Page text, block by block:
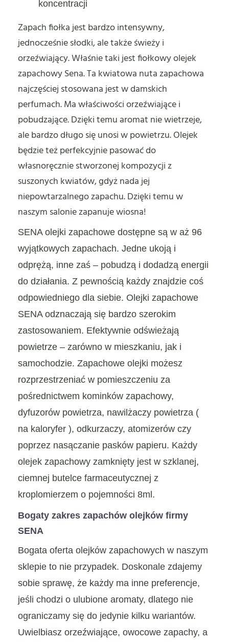
koncentracji
Zapach fiołka jest bardzo intensywny,
jednocześnie słodki, ale także świeży i
orzeźwiający. Właśnie taki jest fiołkowy olejek
zapachowy Sena. Ta kwiatowa nuta zapachowa
najczęściej stosowana jest w damskich
perfumach. Ma właściwości orzeźwiające i
pobudzające. Dzięki temu aromat nie wietrzeje,
ale bardzo długo się unosi w powietrzu. Olejek
będzie też perfekcyjnie pasować do
własnoręcznie stworzonej kompozycji z
suszonych kwiatów, gdyż nada jej
niepowtarzalnego zapachu. Dzięki temu w
naszym salonie zapanuje wiosna!
SENA olejki zapachowe dostępne są w aż 96
wyjątkowych zapachach. Jedne ukoją i
odprężą, inne zaś – pobudzą i dodadzą energii
do działania. Z pewnością każdy znajdzie coś
odpowiedniego dla siebie. Olejki zapachowe
SENA odznaczają się bardzo szerokim
zastosowaniem. Efektywnie odświeżają
powietrze ‒ zarówno w mieszkaniu, jak i
samochodzie. Zapachowe olejki możesz
rozprzestrzeniać w pomieszczeniu za
pośrednictwem kominków zapachowy,
dyfuzorów powietrza, nawilżaczy powietrza (
na kaloryfer ), odkurzaczy, atomizerów czy
poprzez nasączanie pasków papieru. Każdy
olejek zapachowy zamknięty jest w szklanej,
ciemnej butelce farmaceutycznej z
kroplomierzem o pojemności 8ml.
Bogaty zakres zapachów olejków firmy
SENA
Bogata oferta olejków zapachowych w naszym
sklepie to nie przypadek. Doskonale zdajemy
sobie sprawę, że każdy ma inne preferencje,
jeśli chodzi o ulubione aromaty, dlatego nie
ograniczamy się do jedynie kilku wariantów.
Uwielbiasz orzeźwiające, owocowe zapachy, a